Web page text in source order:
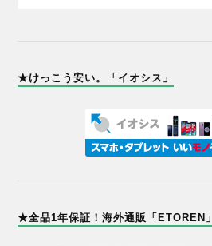
★けっこう安い。「イオシス」
★全品1年保証！海外通販「ETOREN」